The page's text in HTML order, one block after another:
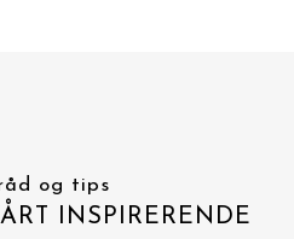
og tips
INSPIRERENDE